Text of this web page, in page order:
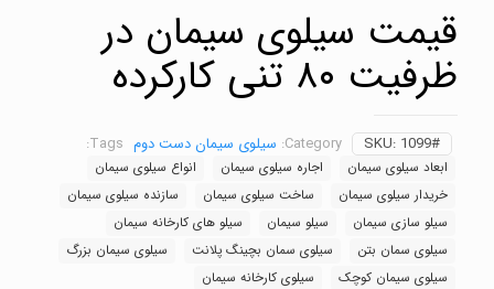
قیمت سیلوی سیمان در
ظرفیت ۸۰ تنی کارکرده
SKU: 1099#
Category: سیلوی سیمان دست دوم Tags:
ابعاد سیلوی سیمان اجاره سیلوی سیمان
انواع سیلوی سیمان
خریدار سیلوی سیمان
ساخت سیلوی سیمان
سازنده سیلوی سیمان
سیلو سازی سیمان
سیلو سیمان
سیلو های کارخانه سیمان
سیلوی سمان بتن
سیلوی سمان بچینگ پلانت
سیلوی سیمان بزرگ
سیلوی سیمان کوچک
سیلوی کارخانه سیمان